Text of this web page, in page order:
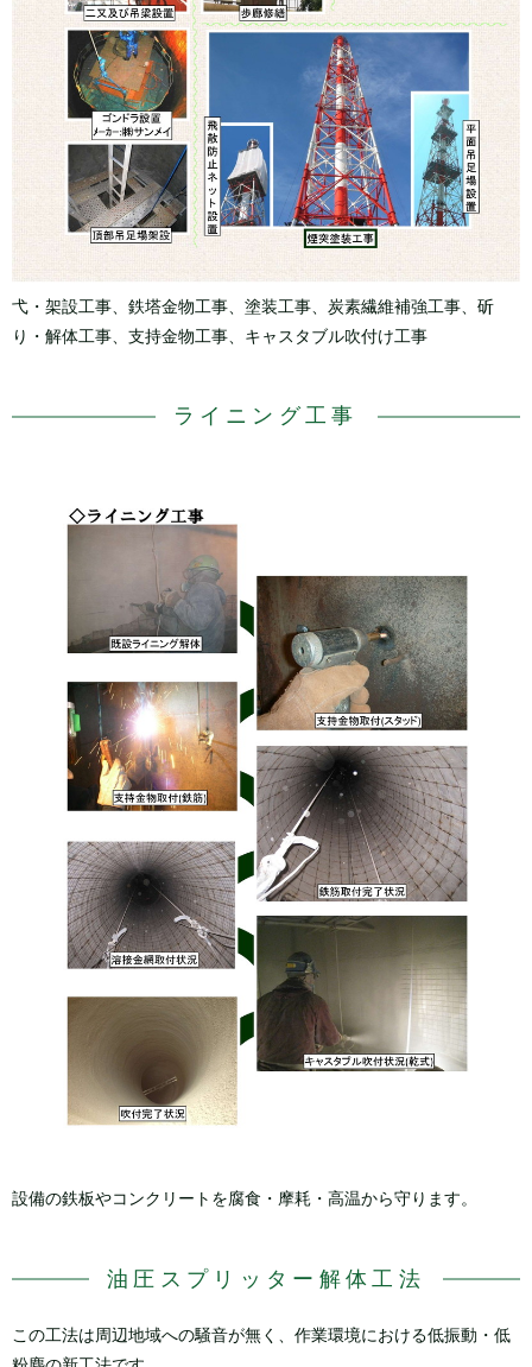
弋・架設工事、鉄塔金物工事、塗装工事、炭素繊維補強工事、 斫
り・解体工事、支持金物工事、キャスタブル吹付け工事
ライニング工事
設備の鉄板やコンクリートを腐食・摩耗・高温から守ります。
油圧スプリッター解体工法
この工法は周辺地域への騒音が無く、作業環境における低振動・低